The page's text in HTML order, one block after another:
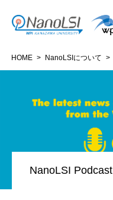
HOME > NanoLSIについて >
NanoLSI Podcast